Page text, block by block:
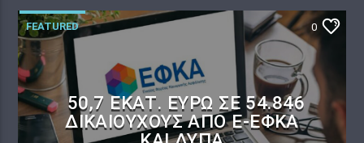
FEATURED 0
50,7 ΕΚΑΤ. ΕΥΡΏ ΣΕ 54.846
ΔΙΚΑΙΟΎΧΟΥΣ ΑΠΌ E-ΕΦΚΑ